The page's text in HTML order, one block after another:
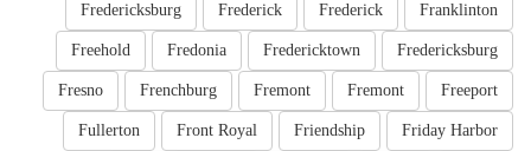
Franklinton
Frederick
Frederick
Fredericksburg
Fredericksburg
Fredericktown
Fredonia
Freehold
Freeport
Fremont
Fremont
Frenchburg
Fresno
Friday Harbor
Friendship
Front Royal
Fullerton